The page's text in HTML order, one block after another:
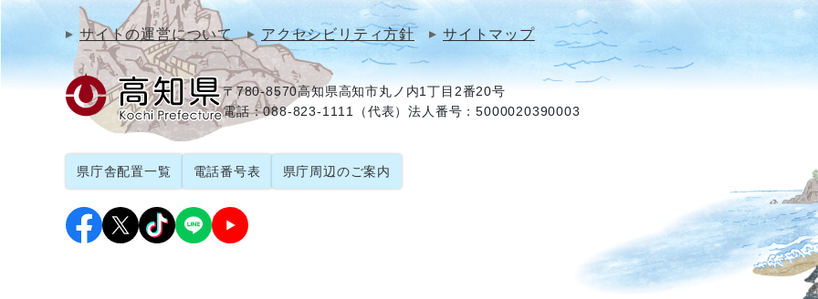
サイトの運営について アクセシビリティ方針 サイトマップ
〒780-8570高知県高知市丸ノ内1丁目2番20号
電話：088-823-1111（代表）法人番号：5000020390003
県庁舎配置一覧 電話番号表 県庁周辺のご案内